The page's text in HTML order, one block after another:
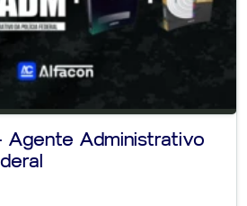
Agente Administrativo